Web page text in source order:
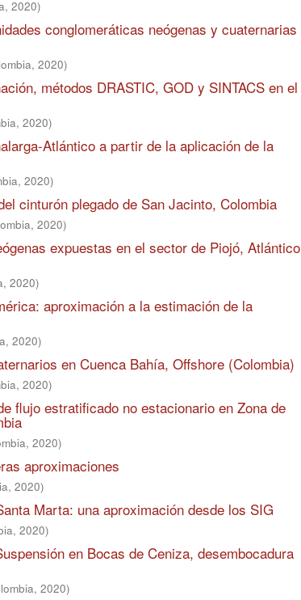
, 2020)
conglomeráticas neógenas y cuaternarias
, 2020)
métodos DRASTIC, GOD y SINTACS en el
, 2020)
Atlántico a partir de la aplicación de la
, 2020)
cinturón plegado de San Jacinto, Colombia
, 2020)
expuestas en el sector de Piojó,
, 2020)
aproximación a la estimación de la
, 2020)
en Cuenca Bahía, Offshore (Colombia)
, 2020)
flujo estratificado no estacionario en Zona de
, 2020)
aproximaciones
, 2020)
Marta: una aproximación desde los SIG
, 2020)
en Bocas de Ceniza, desembocadura
, 2020)